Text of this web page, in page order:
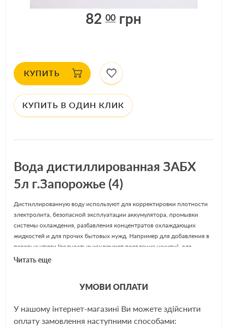
82 00 грн
КУПИТЬ
КУПИТЬ В ОДИН КЛИК
Вода дистиллированная ЗАБХ
5л г.Запорожье (4)
Дистиллированную воду используют для корректировки плотности
электролита, безопасной эксплуатации аккумулятора, промывки
системы охлаждения, разбавления концентратов охлаждающих
жидкостей и для прочих бытовых нужд. Например для добавления в
паровые утюги (полностью исключают появление накипи), для
корректировки температуры замерзания незамерзающей
Читать еще
УМОВИ ОПЛАТИ
У нашому інтернет-магазині Ви можете здійснити
оплату замовлення наступними способами: